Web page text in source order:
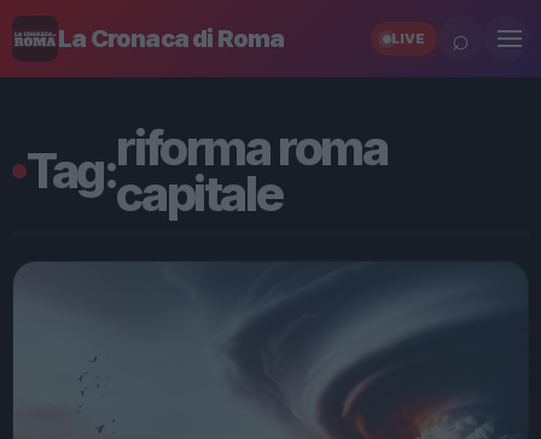
La Cronaca di Roma LIVE ⌕
Tag:riforma roma
capitale